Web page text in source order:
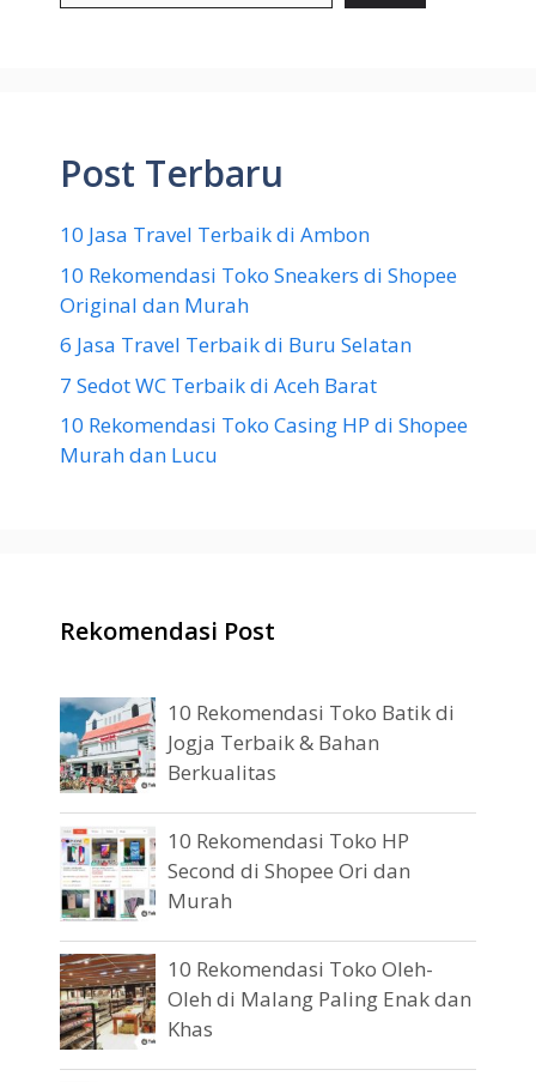
Post Terbaru
10 Jasa Travel Terbaik di Ambon
10 Rekomendasi Toko Sneakers di Shopee
Original dan Murah
6 Jasa Travel Terbaik di Buru Selatan
7 Sedot WC Terbaik di Aceh Barat
10 Rekomendasi Toko Casing HP di Shopee
Murah dan Lucu
Rekomendasi Post
10 Rekomendasi Toko Batik di
Jogja Terbaik & Bahan
Berkualitas
10 Rekomendasi Toko HP
Second di Shopee Ori dan
Murah
10 Rekomendasi Toko Oleh-
Oleh di Malang Paling Enak dan
Khas